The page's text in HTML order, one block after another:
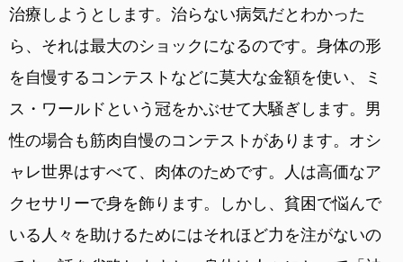
治療しようとします。治らない病気だとわかった
ら、それは最大のショックになるのです。身体の形
を自慢するコンテストなどに莫大な金額を使い、ミ
ス・ワールドという冠をかぶせて大騒ぎします。男
性の場合も筋肉自慢のコンテストがあります。オシ
ャレ世界はすべて、肉体のためです。人は高価なア
クセサリーで身を飾ります。しかし、貧困で悩んで
いる人々を助けるためにはそれほど力を注がないの